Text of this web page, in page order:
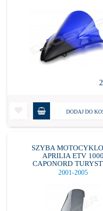
DODAJ DO
SZYBA
APRILIA ETV 1000
CAPONORD
2001-2005